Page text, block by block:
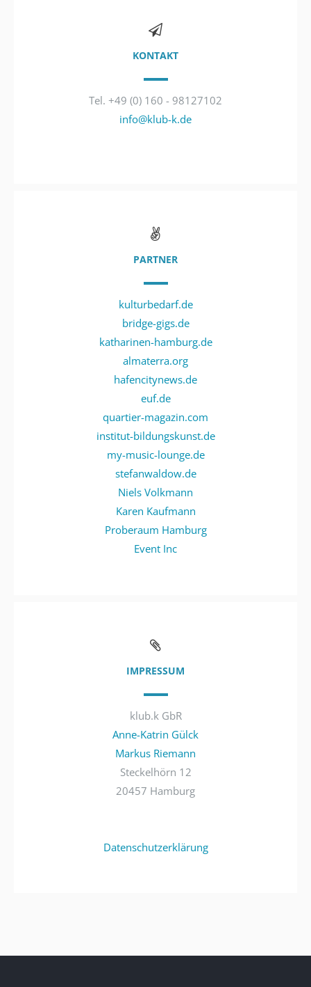
KONTAKT
Tel. +49 (0) 160 - 98127102
info@klub-k.de
PARTNER
kulturbedarf.de
bridge-gigs.de
katharinen-hamburg.de
almaterra.org
hafencitynews.de
euf.de
quartier-magazin.com
institut-bildungskunst.de
my-music-lounge.de
stefanwaldow.de
Niels Volkmann
Karen Kaufmann
Proberaum Hamburg
Event Inc
IMPRESSUM
klub.k GbR
Anne-Katrin Gülck
Markus Riemann
Steckelhörn 12
20457 Hamburg
Datenschutzerklärung